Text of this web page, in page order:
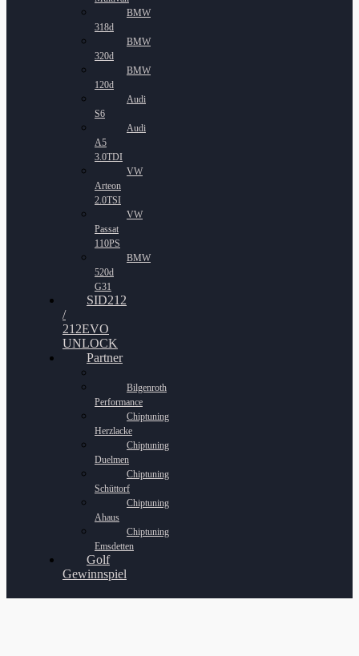
BMW
318d
BMW
320d
BMW
120d
Audi
S6
Audi
A5
3.0TDI
VW
Arteon
2.0TSI
VW
Passat
110PS
BMW
520d
G31
SID212
/
212EVO
UNLOCK
Partner
Bilgenroth
Performance
Chiptuning
Herzlacke
Chiptuning
Duelmen
Chiptuning
Schüttorf
Chiptuning
Ahaus
Chiptuning
Emsdetten
Golf
Gewinnspiel